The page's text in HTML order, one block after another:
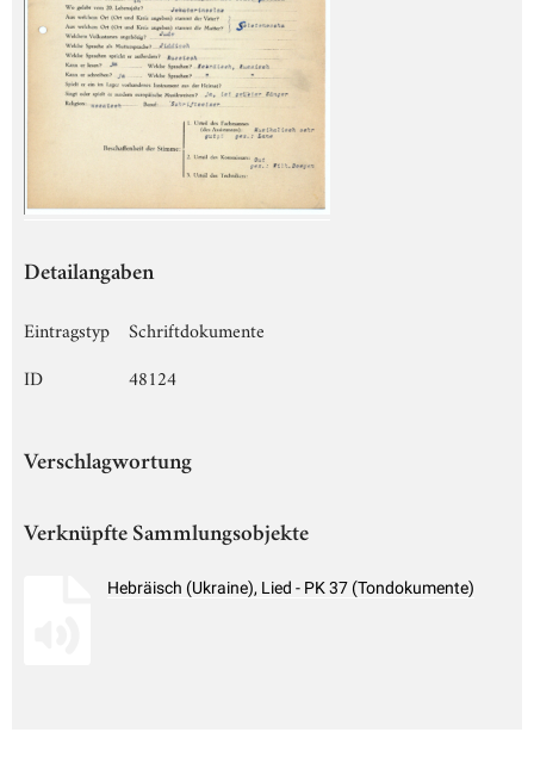
Detailangaben
Eintragstyp
Schriftdokumente
ID
48124
Verschlagwortung
Verknüpfte Sammlungsobjekte
Hebräisch (Ukraine), Lied - PK 37 (Tondokumente)